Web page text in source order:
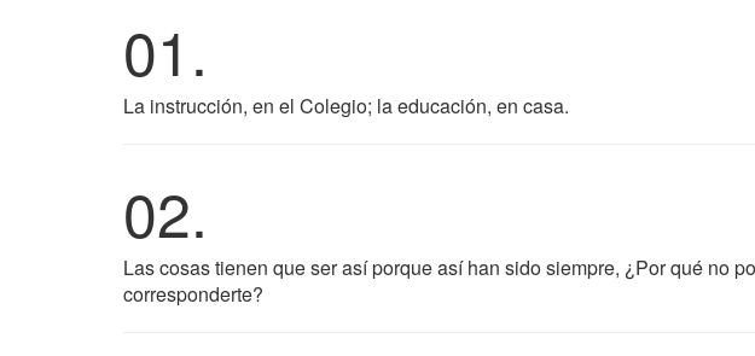
01.
La instrucción, en el Colegio; la educación, en casa.
02.
Las cosas tienen que ser así porque así han sido siempre, ¿Por qué no
corresponderte?